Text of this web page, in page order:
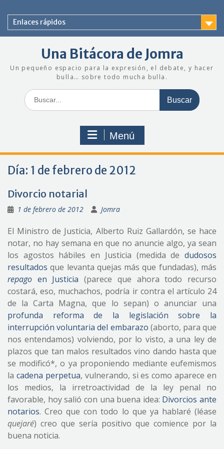
contenido
Enlaces rápidos
Una Bitácora de Jomra
Un pequeño espacio para la expresión, el debate, y hacer
bulla… sobre todo mucha bulla.
Buscar:
Menú
Día: 1 de febrero de 2012
Divorcio notarial
1 de febrero de 2012 Jomra
El Ministro de Justicia, Alberto Ruiz Gallardón, se hace
notar, no hay semana en que no anuncie algo, ya sean
los agostos hábiles en Justicia (medida de dudosos
resultados que levanta quejas más que fundadas), más
repago en Justicia (parece que ahora todo recurso
costará, eso, muchachos, podría ir contra el artículo 24
de la Carta Magna, que lo sepan) o anunciar una
profunda reforma de la legislación sobre la
interrupción voluntaria del embarazo (aborto, para que
nos entendamos) volviendo, por lo visto, a una ley de
plazos que tan malos resultados vino dando hasta que
se modificó*, o ya proponiendo mediante eufemismos
la cadena perpetua, vulnerando, si es como aparece en
los medios, la irretroactividad de la ley penal no
favorable, hoy salió con una buena idea: Divorcios ante
notarios. Creo que con todo lo que ya hablaré (léase
quejaré) creo que sería positivo que comience por la
buena noticia.